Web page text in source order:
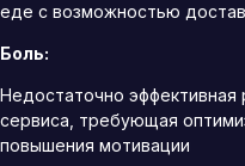
еде с возможностью
Боль:
Недостаточно
сервиса, требующая
повышения мотивации